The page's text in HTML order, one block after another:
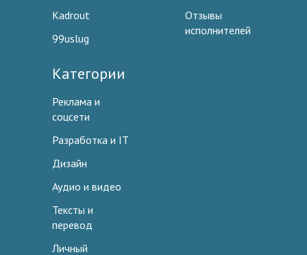
Kadrout
99uslug
Отзывы
исполнителей
Категории
Реклама и
соцсети
Разработка и IT
Дизайн
Аудио и видео
Тексты и
перевод
Личный